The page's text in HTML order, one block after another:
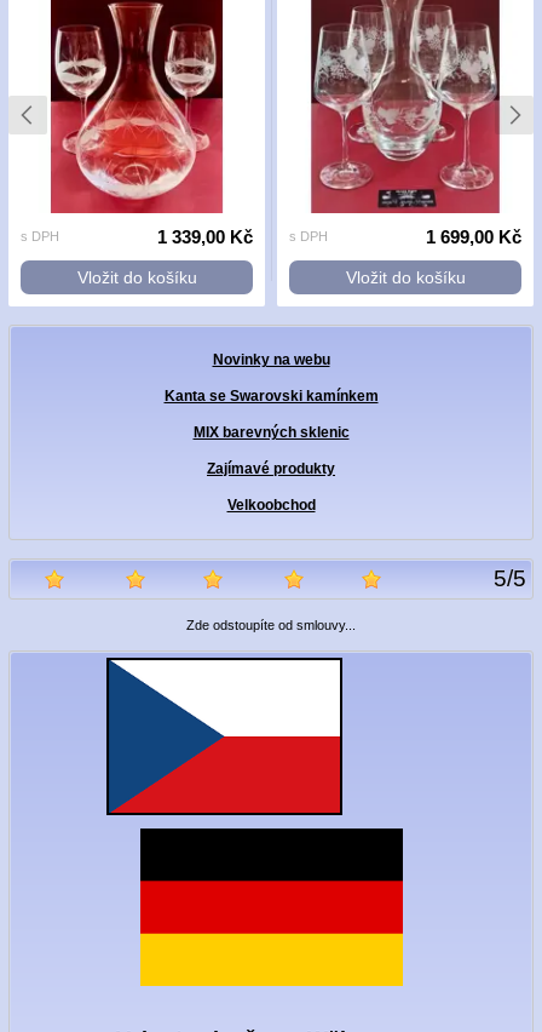
Novinky na webu
Kanta se Swarovski kamínkem
MIX barevných sklenic
Zajímavé produkty
Velkoobchod
5/5
Zde odstoupíte od smlouvy...
s DPH 1 339,00 Kč
Vložit do košíku
s DPH 1 699,00 Kč
Vložit do košíku